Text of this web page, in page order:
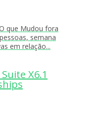
que Mudou fora
semana
em relação...
X6.1